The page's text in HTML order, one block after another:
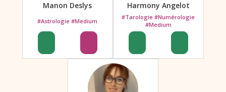
Manon Deslys
#Astrologie #Medium
Harmony Angelot
#Tarologie #Numérologie
#Medium